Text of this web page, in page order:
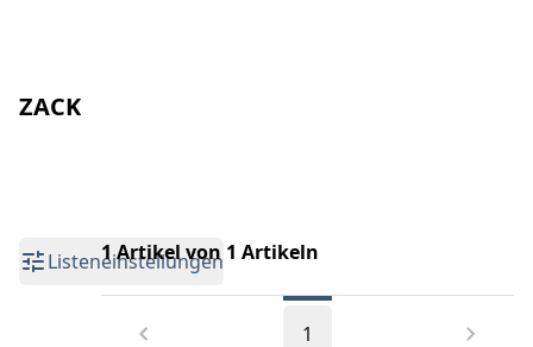
ZACK
Listeneinstellungen
1 Artikel von 1 Artikeln
1